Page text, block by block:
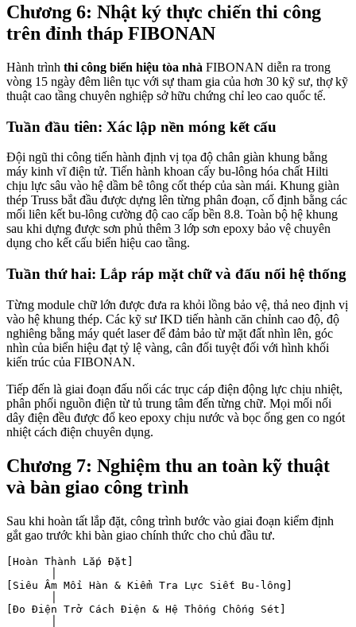
Chương 6: Nhật ký thực chiến thi công
trên đỉnh tháp FIBONAN
Hành trình thi công biển hiệu tòa nhà FIBONAN diễn ra trong
vòng 15 ngày đêm liên tục với sự tham gia của hơn 30 kỹ sư, thợ kỹ
thuật cao tầng chuyên nghiệp sở hữu chứng chỉ leo cao quốc tế.
Tuần đầu tiên: Xác lập nền móng kết cấu
Đội ngũ thi công tiến hành định vị tọa độ chân giàn khung bằng
máy kinh vĩ điện tử. Tiến hành khoan cấy bu-lông hóa chất Hilti
chịu lực sâu vào hệ dầm bê tông cốt thép của sàn mái. Khung giàn
thép Truss bắt đầu được dựng lên từng phân đoạn, cố định bằng các
mối liên kết bu-lông cường độ cao cấp bền 8.8. Toàn bộ hệ khung
sau khi dựng được sơn phủ thêm 3 lớp sơn epoxy bảo vệ chuyên
dụng cho kết cấu biển hiệu cao tầng.
Tuần thứ hai: Lắp ráp mặt chữ và đấu nối hệ thống
Từng module chữ lớn được đưa ra khỏi lồng bảo vệ, thả neo định vị
vào hệ khung thép. Các kỹ sư IKD tiến hành căn chỉnh cao độ, độ
nghiêng bằng máy quét laser để đảm bảo từ mặt đất nhìn lên, góc
nhìn của biển hiệu đạt tỷ lệ vàng, cân đối tuyệt đối với hình khối
kiến trúc của FIBONAN.
Tiếp đến là giai đoạn đấu nối các trục cáp điện động lực chịu nhiệt,
phân phối nguồn điện từ tủ trung tâm đến từng chữ. Mọi mối nối
dây điện đều được đổ keo epoxy chịu nước và bọc ống gen co ngót
nhiệt cách điện chuyên dụng.
Chương 7: Nghiệm thu an toàn kỹ thuật
và bàn giao công trình
Sau khi hoàn tất lắp đặt, công trình bước vào giai đoạn kiểm định
gắt gao trước khi bàn giao chính thức cho chủ đầu tư.
[Hoàn Thành Lắp Đặt]
[Siêu Âm Mối Hàn & Kiểm Tra Lực Siết Bu-lông]
[Đo Điện Trở Cách Điện & Hệ Thống Chống Sét]